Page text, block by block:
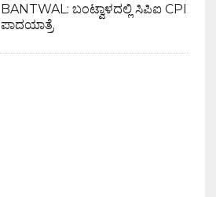
BANTWAL: ಬಂಟ್ವಾಳದಲ್ಲಿ ಸಿಪಿಐ CPI
ಪಾದಯಾತ್ರೆ